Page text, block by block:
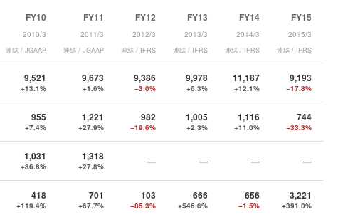
FY10
2010/3
連結 / JGAAP
FY11
2011/3
連結 / JGAAP
FY12
2012/3
連結 / IFRS
FY13
2013/3
連結 / IFRS
FY14
2014/3
連結 / IFRS
FY15
2015/3
連結 / IFRS
9,521
+13.1%
9,673
+1.6%
9,386
−3.0%
9,978
+6.3%
11,187
+12.1%
9,193
−17.8%
955
+7.4%
1,221
+27.9%
982
−19.6%
1,005
+2.3%
1,116
+11.0%
744
−33.3%
1,031
+86.8%
1,318
+27.8% — — — —
418
+119.4%
701
+67.7%
103
−85.3%
666
+546.6%
656
−1.5%
3,221
+391.0%